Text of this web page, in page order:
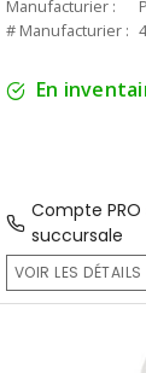
Manufacturier :
# Manufacturier :
En
Compte
succursale
VOIR LES DÉTAILS